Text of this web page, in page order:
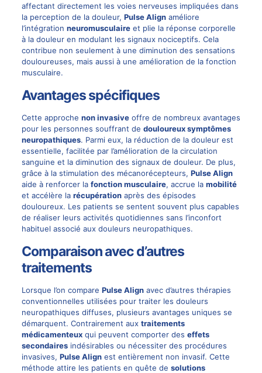
affectant directement les voies nerveuses impliquées dans
la perception de la douleur, Pulse Alignaméliore
l’intégration neuromusculaireet plie la réponse corporelle
à la douleur en modulant les signaux nociceptifs. Cela
contribue non seulement à une diminution des sensations
douloureuses, mais aussi à une amélioration de la fonction
musculaire.
Avantages spécifiques
Cette approche non invasiveoffre de nombreux avantages
pour les personnes souffrant de douloureux symptômes
neuropathiques. Parmi eux, la réduction de la douleur est
essentielle, facilitée par l’amélioration de la circulation
sanguine et la diminution des signaux de douleur. De plus,
grâce à la stimulation des mécanorécepteurs, Pulse Align
aide à renforcer la fonction musculaire, accrue la mobilité
et accélère la récupérationaprès des épisodes
douloureux. Les patients se sentent souvent plus capables
de réaliser leurs activités quotidiennes sans l’inconfort
habituel associé aux douleurs neuropathiques.
Comparaison avec d’autres
traitements
Lorsque l’on compare Pulse Alignavec d’autres thérapies
conventionnelles utilisées pour traiter les douleurs
neuropathiques diffuses, plusieurs avantages uniques se
démarquent. Contrairement aux traitements
médicamenteuxqui peuvent comporter des effets
secondairesindésirables ou nécessiter des procédures
invasives, Pulse Alignest entièrement non invasif. Cette
méthode attire les patients en quête de solutions